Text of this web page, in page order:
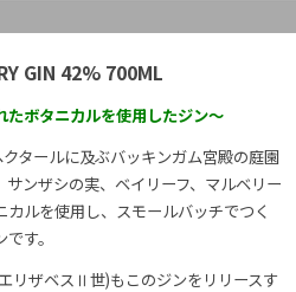
GIN 42% 700ML
ボタニカルを使用したジン～
タールに及ぶバッキンガム宮殿の庭園
ンザシの実、ベイリーフ、マルベリー
カルを使用し、スモールバッチでつく
す。
リザベスⅡ世)もこのジンをリリースす